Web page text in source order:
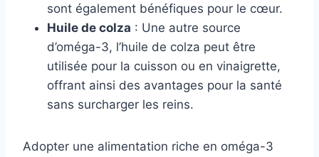
sont également bénéfiques pour le cœur.
Huile de colza : Une autre source
d’oméga-3, l’huile de colza peut être
utilisée pour la cuisson ou en vinaigrette,
offrant ainsi des avantages pour la santé
sans surcharger les reins.
Adopter une alimentation riche en oméga-3